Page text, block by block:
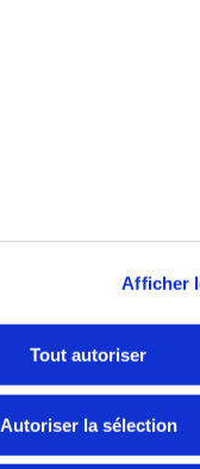
Afficher
Tout autoriser
Autoriser la sélection
MODES DE PAIEMENT